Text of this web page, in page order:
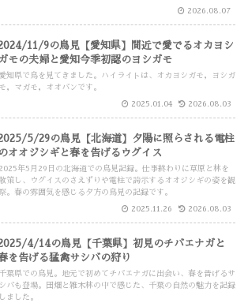
2026.08.07
11/9の鳥見【愛知県】間近で愛でるオカヨシ
ガモの夫婦と愛知今季初認のヨシガモ
愛知県で鳥を見てきました。ハイライトは、オカヨシガモ，ヨシガ
モ，マガモ，オオバンです。
2025.01.04 2026.08.03
5/29の鳥見【北海道】夕陽に照らされる電柱
のオオジシギと春を告げるウグイス
2025年5月29日の北海道での鳥見記録。仕事終わりに草原と林を
散策し、ウグイスのさえずりや電柱で誇示するオオジシギの姿を観
察。春の雰囲気を感じる夕方の鳥見の記録です。
2025.11.26 2026.08.03
4/14の鳥見【千葉県】初見のチバエナガと
を告げる猛禽サシバの狩り
千葉県での鳥見。地元で初めてチバエナガに出会い、春を告げるサ
シバも登場。田畑と雑木林の中で感じた、千葉の自然の魅力を記録
しました。